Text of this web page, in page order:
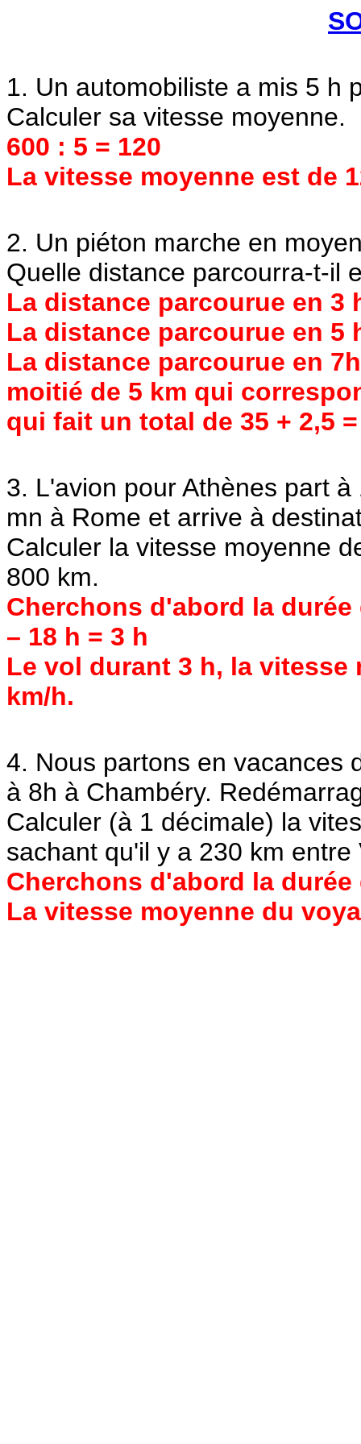
1. Un automobiliste a mis 5 h
Calculer sa vitesse moyenne.
600 : 5 = 120
La vitesse moyenne est de
2. Un piéton marche en
Quelle distance parcourra-t-il
La distance parcourue en 3
La distance parcourue en 5
La distance parcourue en
moitié de 5 km qui
qui fait un total de 35 + 2,5
3. L'avion pour Athènes part
mn à Rome et arrive à
Calculer la vitesse moyenne
800 km.
Cherchons d'abord la durée
– 18 h = 3 h
Le vol durant 3 h, la vitesse
km/h.
4. Nous partons en vacances
à 8h à Chambéry.
Calculer (à 1 décimale) la
sachant qu'il y a 230 km entre
Cherchons d'abord la
La vitesse moyenne du